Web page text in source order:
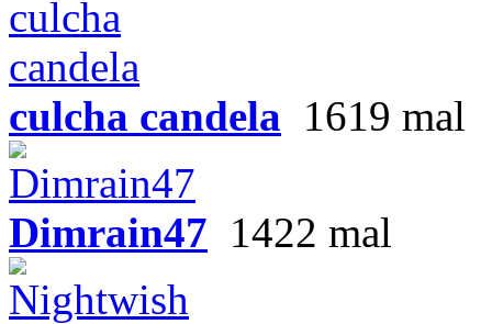
culcha candela 1619 mal
Dimrain47 1422 mal